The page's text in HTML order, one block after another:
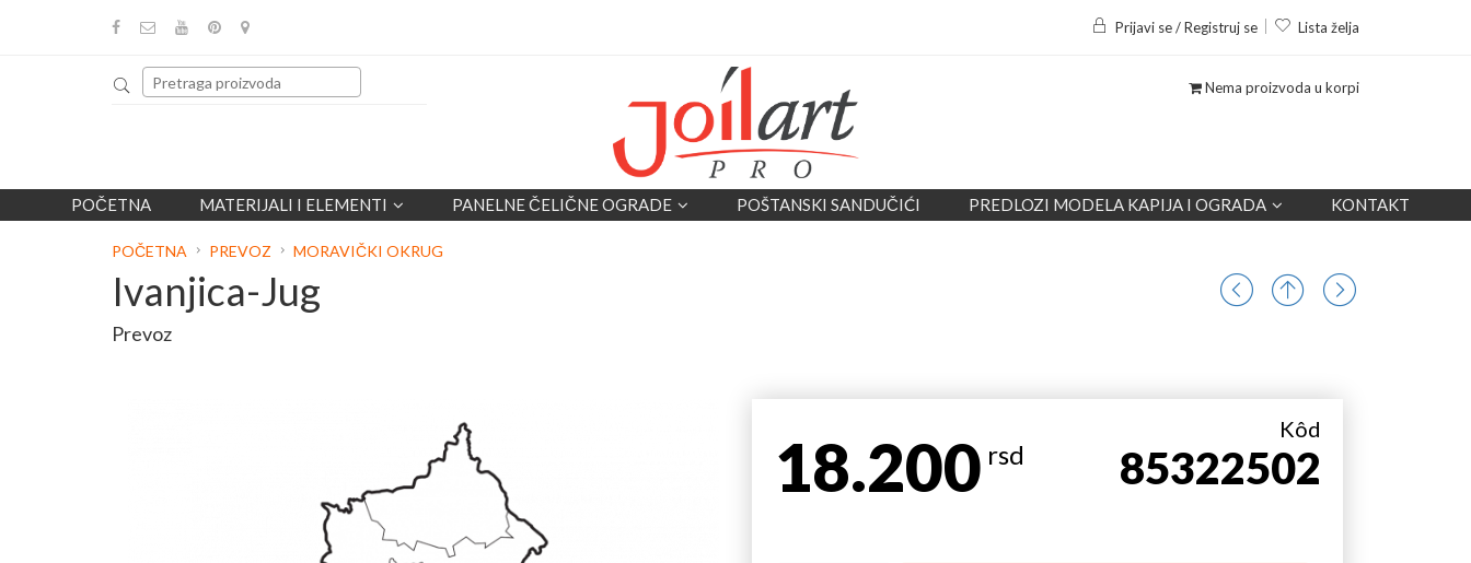
Prijavi se / Registruj se Lista želja
Nema proizvoda u korpi
POČETNA MATERIJALI I ELEMENTI PANELNE ČELIČNE OGRADE POŠTANSKI SANDUČIĆI PREDLOZI MODELA KAPIJA I OGRADA KONTAKT
POČETNA PREVOZ MORAVIČKI OKRUG
Ivanjica-Jug
Prevoz
18.200 rsd
Kôd
85322502